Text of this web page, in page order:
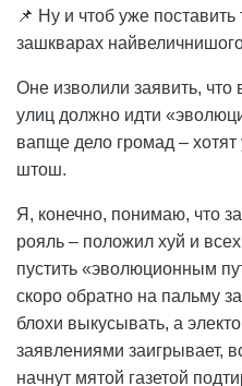
📌 Ну и чтоб уже
зашкварах
Оне изволили заявить,
улиц должно идти
вапще дело громад –
штош.
Я, конечно, понимаю, что
рояль – положил хуй и
пустить «эволюционным
скоро обратно на пальму
блохи выкусывать, а
заявлениями заигрывает,
начнут мятой газетой